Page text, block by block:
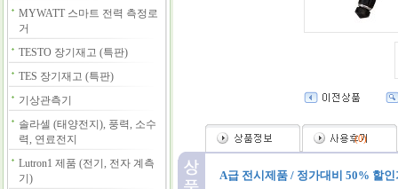
MYWATT 스마트 전력 측정로
거
TESTO 장기재고 (특판)
TES 장기재고 (특판)
기상관측기
솔라셀 (태양전지), 풍력, 소수
력, 연료전지
Lutron1 제품 (전기, 전자 계측
기)
(0)
A급 전시제품 / 정가대비 50% 할인